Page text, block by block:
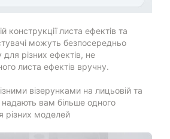
конструкції листа ефектів та
можуть безпосередньо
різних ефектів, не
листа ефектів вручну.
візерунками на лицьовій та
надають вам більше одного
різних моделей